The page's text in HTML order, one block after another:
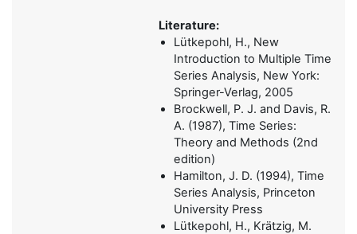
Literature:
Lütkepohl, H., New
Introduction to Multiple Time
Series Analysis, New York:
Springer-Verlag, 2005
Brockwell, P. J. and Davis, R.
A. (1987), Time Series:
Theory and Methods (2nd
edition)
Hamilton, J. D. (1994), Time
Series Analysis, Princeton
University Press
Lütkepohl, H., Krätzig, M.